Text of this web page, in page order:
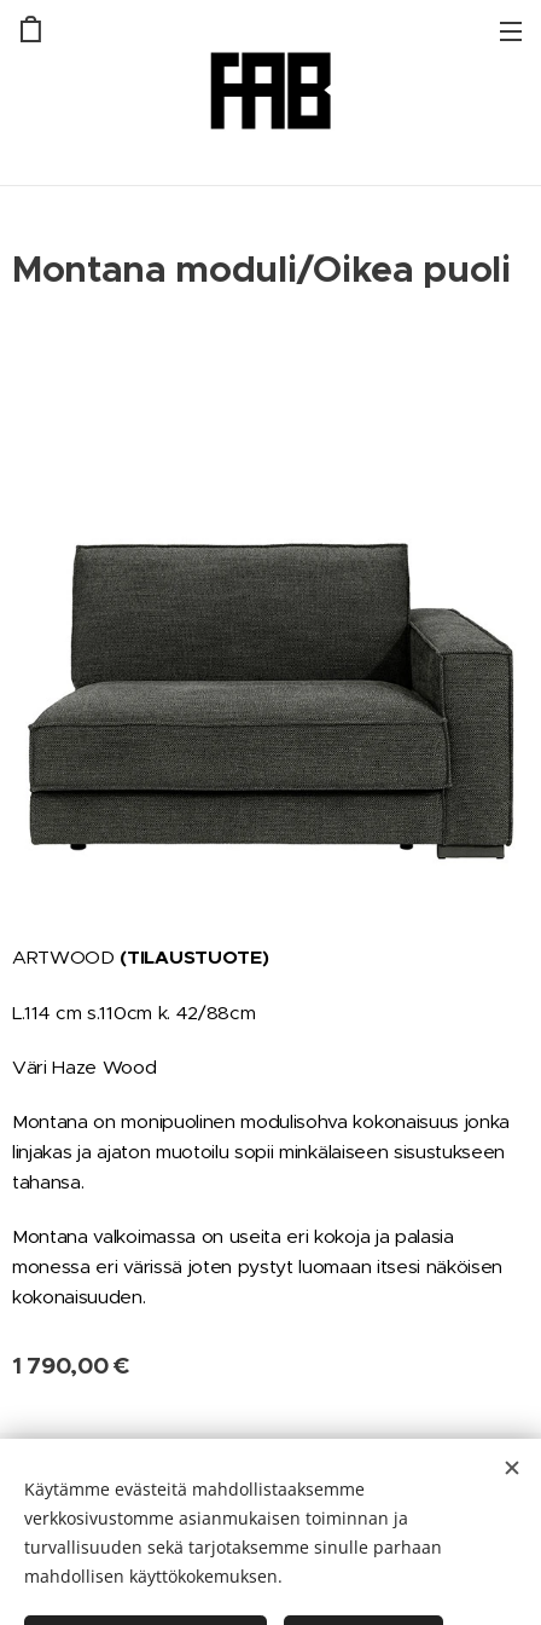
Montana moduli/Oikea puoli
ARTWOOD (TILAUSTUOTE)
L.114 cm s.110cm k. 42/88cm
Väri Haze Wood
Montana on monipuolinen modulisohva kokonaisuus jonka
linjakas ja ajaton muotoilu sopii minkälaiseen sisustukseen
tahansa.
Montana valkoimassa on useita eri kokoja ja palasia
monessa eri värissä joten pystyt luomaan itsesi näköisen
kokonaisuuden.
1 790,00€
Kielet
Suomi
English
Käytämme evästeitä mahdollistaaksemme
verkkosivustomme asianmukaisen toiminnan ja
turvallisuuden sekä tarjotaksemme sinulle parhaan
mahdollisen käyttökokemuksen.